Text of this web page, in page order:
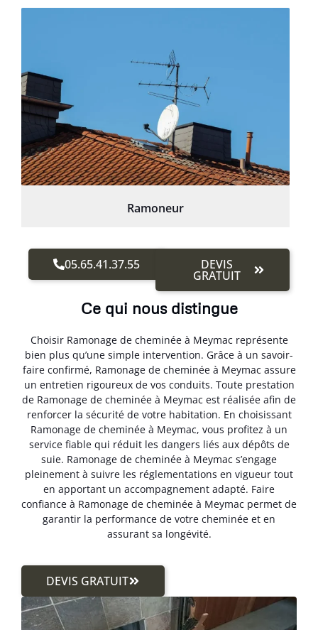
Ramoneur
05.65.41.37.55 DEVIS
GRATUIT
Ce qui nous distingue
Choisir Ramonage de cheminée à Meymac représente
bien plus qu’une simple intervention. Grâce à un savoir-
faire confirmé, Ramonage de cheminée à Meymac assure
un entretien rigoureux de vos conduits. Toute prestation
de Ramonage de cheminée à Meymac est réalisée afin de
renforcer la sécurité de votre habitation. En choisissant
Ramonage de cheminée à Meymac, vous profitez à un
service fiable qui réduit les dangers liés aux dépôts de
suie. Ramonage de cheminée à Meymac s’engage
pleinement à suivre les réglementations en vigueur tout
en apportant un accompagnement adapté. Faire
confiance à Ramonage de cheminée à Meymac permet de
garantir la performance de votre cheminée et en
assurant sa longévité.
DEVIS GRATUIT